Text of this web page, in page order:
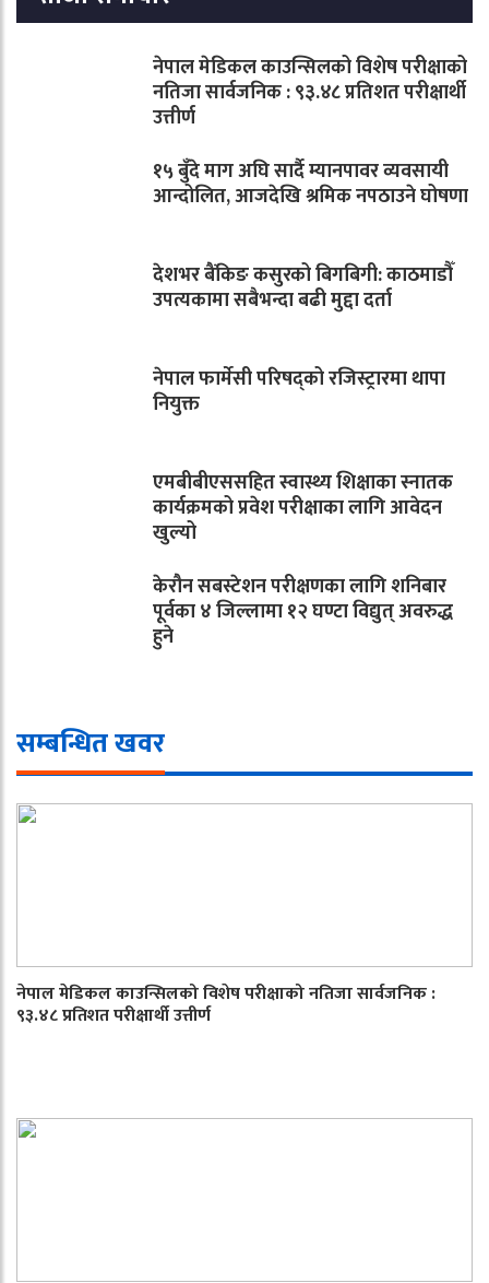
नेपाल मेडिकल काउन्सिलको विशेष परीक्षाको
नतिजा सार्वजनिक : ९३.४८ प्रतिशत परीक्षार्थी
उत्तीर्ण
१५ बुँदे माग अघि सार्दै म्यानपावर व्यवसायी
आन्दोलित, आजदेखि श्रमिक नपठाउने घोषणा
देशभर बैंकिङ कसुरको बिगबिगी: काठमाडौँ
उपत्यकामा सबैभन्दा बढी मुद्दा दर्ता
नेपाल फार्मेसी परिषद्को रजिस्ट्रारमा थापा
नियुक्त
एमबीबीएससहित स्वास्थ्य शिक्षाका स्नातक
कार्यक्रमको प्रवेश परीक्षाका लागि आवेदन
खुल्यो
केरौन सबस्टेशन परीक्षणका लागि शनिबार
पूर्वका ४ जिल्लामा १२ घण्टा विद्युत् अवरुद्ध
हुने
सम्बन्धित खवर
नेपाल मेडिकल काउन्सिलको विशेष परीक्षाको नतिजा सार्वजनिक :
९३.४८ प्रतिशत परीक्षार्थी उत्तीर्ण